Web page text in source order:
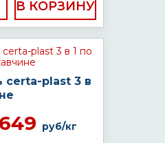
certa-plast 3 в
руб/кг